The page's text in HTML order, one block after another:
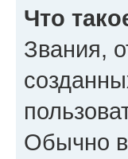
Что
Звания,
Обычно